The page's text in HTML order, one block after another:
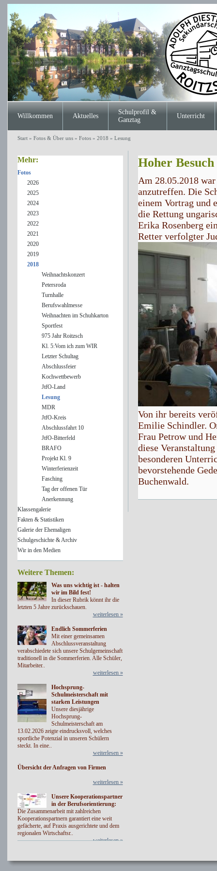
Willkommen Aktuelles
Schulprofil &
Ganztag
Unterricht
Start» Fotos & Über uns» Fotos» 2018 » Lesung
Mehr:
Fotos
2026
2025
2024
2023
2022
2021
2020
2019
2018
Weihnachtskonzert
Petersroda
Turnhalle
Berufswahlmesse
Weihnachten im Schuhkarton
Sportfest
975 Jahr Roitzsch
Kl. 5:Vom ich zum WIR
Letzter Schultag
Abschlussfeier
Kochwettbewerb
JtfO-Land
Lesung
MDR
JtfO-Kreis
Abschlussfahrt 10
JtfO-Bitterfeld
BRAFO
Projekt Kl. 9
Winterferienzeit
Fasching
Tag der offenen Tür
Anerkennung
Klassengalerie
Fakten & Statistiken
Galerie der Ehemaligen
Schulgeschichte & Archiv
Wir in den Medien
Weitere Themen:
Was uns wichtig ist - halten
wir im Bild fest!
In dieser Rubrik könnt ihr die
letzten 5 Jahre zurückschauen.
weiterlesen »
Endlich Sommerferien
Mit einer gemeinsamen
Abschlussveranstaltung
verabschiedete sich unsere Schulgemeinschaft
traditionell in die Sommerferien. Alle Schüler,
Mitarbeiter..
weiterlesen »
Hochsprung-
Schulmeisterschaft mit
starken Leistungen
Unsere diesjährige
Hochsprung-
Schulmeisterschaft am
13.02.2026 zeigte eindrucksvoll, welches
sportliche Potenzial in unseren Schülern
steckt. In eine..
weiterlesen »
Übersicht der Anfragen von Firmen
weiterlesen »
Unsere Kooperationspartner
in der Berufsorientierung:
Die Zusammenarbeit mit zahlreichen
Kooperationspartnern garantiert eine weit
gefächerte, auf Praxis ausgerichtete und dem
regionalen Wirtschaftsr..
weiterlesen »
Hoher
Am 28.05.2018
anzutreffen. Die
einem Vortrag und
die Rettung
Erika Rosenberg
Retter verfolgter
Von ihr bereits
Emilie Schindler.
Frau Petrow und
diese
besonderen
bevorstehende
Buchenwald.